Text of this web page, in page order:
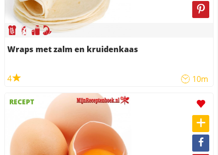
Wraps met zalm en kruidenkaas
4 10m
RECEPT